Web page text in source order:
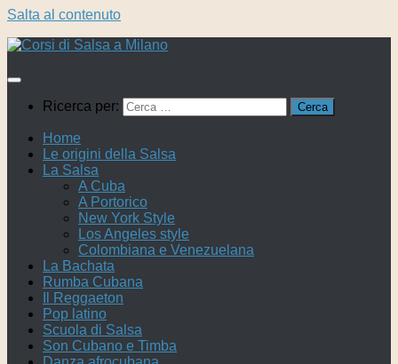
Salta al contenuto
Ricerca per:
Home
Le origini della Salsa
La Salsa
A Cuba
A Portorico
New York Style
Los Angeles style
Colombiana e Venezuelana
La Bachata
Rumba Cubana
Il Reggaeton
Pop latino
Scuola di Salsa
Son Cubano e Timba